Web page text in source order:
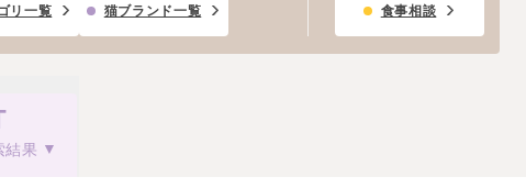
リ一覧 猫ブランド一覧 食事相談
結果